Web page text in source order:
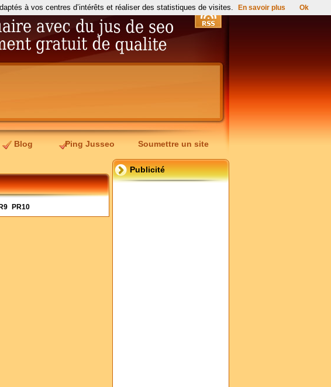
Blog Ping Jusseo Soumettre un site
Publicité
PR10
à vos centres d’intérêts et réaliser des statistiques de visites. En savoir plus Ok